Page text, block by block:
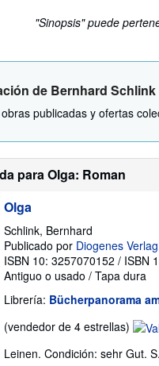
"Sinopsis" puede
de Bernhard Schlink
publicadas y ofertas
para Olga: Roman
Olga
Schlink, Bernhard
Publicado por Diogenes Verlag
ISBN 10: 3257070152 / ISBN
Antiguo o usado / Tapa dura
Librería: Bücherpanorama
(vendedor de 4 estrellas)
Leinen. Condición: sehr Gut.